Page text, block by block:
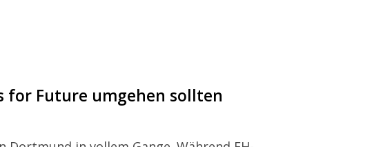
for Future umgehen sollten